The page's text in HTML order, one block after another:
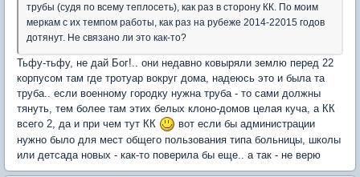
трубы (судя по всему теплосеть), как раз в сторону КК. По моим
меркам с их темпом работы, как раз на рубеже 2014-22015 годов
дотянут. Не связано ли это как-то?
Тьфу-тьфу, не дай Бог!.. они недавно ковыряли землю перед 22
корпусом там где тротуар вокруг дома, надеюсь это и была та
труба.. если военному городку нужна труба - то сами должны
тянуть, тем более там этих белых клоно-домов целая куча, а КК
всего 2, да и при чем тут КК
вот если бы администрации
нужно было для мест общего пользования типа больницы, школы
или детсада новых - как-то поверила бы еще.. а так - не верю